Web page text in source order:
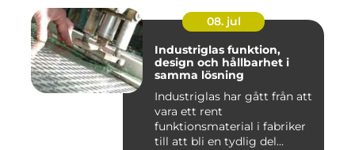
08. jul
Industriglas funktion,
design och hållbarhet i
samma lösning
Industriglas har gått från att
vara ett rent
funktionsmaterial i fabriker
till att bli en tydlig del...